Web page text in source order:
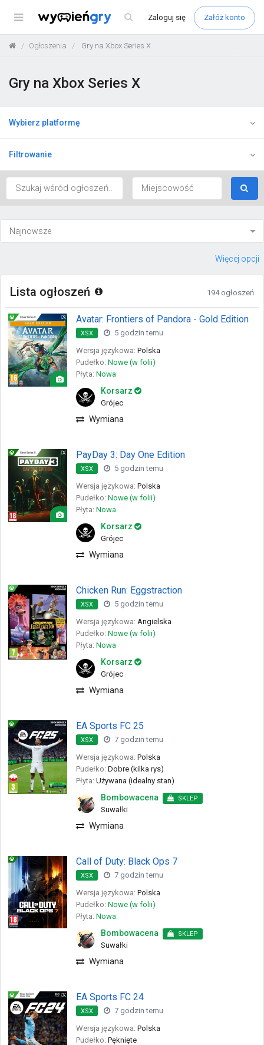
Menu Zaloguj się Załóż konto
Ogłoszenia Gry na Xbox Series X
Gry na Xbox Series X
Wybierz platformę
Filtrowanie
Więcej opcji
Lista ogłoszeń 194 ogłoszeń
Avatar: Frontiers of Pandora - Gold Edition
XSX
5 godzin temu
Wersja językowa: Polska
Pudełko: Nowe (w folii)
Płyta: Nowa
Korsarz
Grójec
Wymiana
PayDay 3: Day One Edition
XSX
5 godzin temu
Wersja językowa: Polska
Pudełko: Nowe (w folii)
Płyta: Nowa
Korsarz
Grójec
Wymiana
Chicken Run: Eggstraction
XSX
5 godzin temu
Wersja językowa: Angielska
Pudełko: Nowe (w folii)
Płyta: Nowa
Korsarz
Grójec
Wymiana
EA Sports FC 25
XSX
7 godzin temu
Wersja językowa: Polska
Pudełko: Dobre (kilka rys)
Płyta: Używana (idealny stan)
Bombowacena SKLEP
Suwałki
Wymiana
Call of Duty: Black Ops 7
XSX
7 godzin temu
Wersja językowa: Polska
Pudełko: Nowe (w folii)
Płyta: Nowa
Bombowacena SKLEP
Suwałki
Wymiana
EA Sports FC 24
XSX
7 godzin temu
Wersja językowa: Polska
Pudełko: Pęknięte